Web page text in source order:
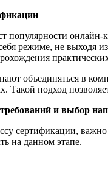
популярности
режиме, не выходя
объединяться в
Такой подход
и выбор
сертификации,
на данном этапе.